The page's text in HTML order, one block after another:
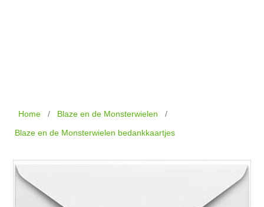
Home / Blaze en de Monsterwielen
/
Blaze en de Monsterwielen bedankkaartjes